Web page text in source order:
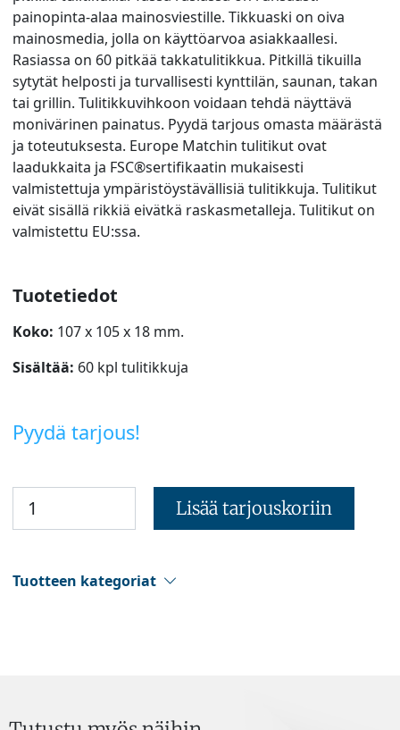
painopinta-alaa mainosviestille. Tikkuaski on oiva
mainosmedia, jolla on käyttöarvoa asiakkaallesi.
Rasiassa on 60 pitkää takkatulitikkua. Pitkillä tikuilla
sytytät helposti ja turvallisesti kynttilän, saunan, takan
tai grillin. Tulitikkuvihkoon voidaan tehdä näyttävä
monivärinen painatus. Pyydä tarjous omasta määrästä
ja toteutuksesta. Europe Matchin tulitikut ovat
laadukkaita ja FSC®sertifikaatin mukaisesti
valmistettuja ympäristöystävällisiä tulitikkuja. Tulitikut
eivät sisällä rikkiä eivätkä raskasmetalleja. Tulitikut on
valmistettu EU:ssa.
Tuotetiedot
Koko: 107 x 105 x 18 mm.
Sisältää: 60 kpl tulitikkuja
Pyydä tarjous!
Lisää tarjouskoriin
Tuotteen kategoriat